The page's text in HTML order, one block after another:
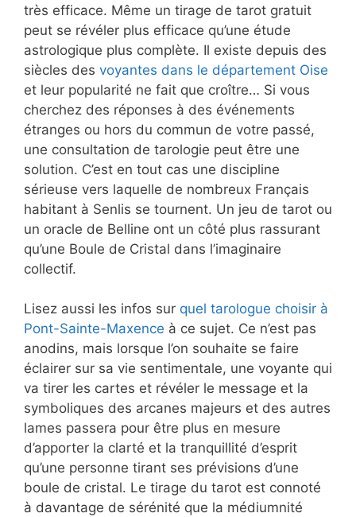
très efficace. Même un tirage de tarot gratuit
peut se révéler plus efficace qu’une étude
astrologique plus complète. Il existe depuis des
siècles des voyantes dans le département Oise
et leur popularité ne fait que croître… Si vous
cherchez des réponses à des événements
étranges ou hors du commun de votre passé,
une consultation de tarologie peut être une
solution. C’est en tout cas une discipline
sérieuse vers laquelle de nombreux Français
habitant à Senlis se tournent. Un jeu de tarot ou
un oracle de Belline ont un côté plus rassurant
qu’une Boule de Cristal dans l’imaginaire
collectif.
Lisez aussi les infos sur quel tarologue choisir à
Pont-Sainte-Maxence à ce sujet. Ce n’est pas
anodins, mais lorsque l’on souhaite se faire
éclairer sur sa vie sentimentale, une voyante qui
va tirer les cartes et révéler le message et la
symboliques des arcanes majeurs et des autres
lames passera pour être plus en mesure
d’apporter la clarté et la tranquillité d’esprit
qu’une personne tirant ses prévisions d’une
boule de cristal. Le tirage du tarot est connoté
à davantage de sérénité que la médiumnité